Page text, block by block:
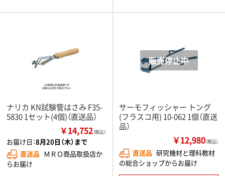
ナリカ KN試験管はさみ F35-
5830 1セット(4個)（直送品）
￥14,752（税込）
お届け日：8月20日（木）まで
直送品 ＭＲＯ商品取扱店か
らお届け
サーモフィッシャー トング
(フラスコ用) 10-062 1個（直送
品）
￥12,980（税込）
直送品 研究機材と理科教材
の総合ショップからお届け